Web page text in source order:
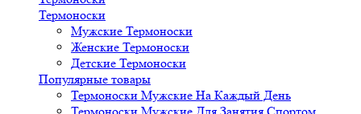
Термоноски
Мужские Термоноски
Женские Термоноски
Детские Термоноски
Популярные товары
Термоноски Мужские На Каждый День